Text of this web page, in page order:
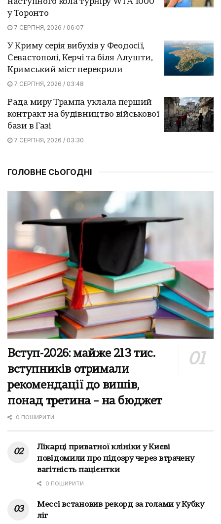
у Торонто
7 СЕРПНЯ, 2026 / 06:07
У Криму серія вибухів у Феодосії,
Севастополі, Керчі та біля Алушти,
Кримський міст перекрили
7 СЕРПНЯ, 2026 / 03:48
Рада миру Трампа уклала перший
контракт на будівництво військової
бази в Газі
7 СЕРПНЯ, 2026 / 03:30
ГОЛОВНЕ СЬОГОДНІ
Вступ-2026: майже 213 тис.
вступників отримали
рекомендації до вишів,
понад третина – на бюджет
0 ПОШИРИТИ
Лікарці приватної клініки у Києві
повідомили про підозру через втрачену
вагітність пацієнтки
0 ПОШИРИТИ
Мессі встановив рекорд за голами у Кубку
ліг